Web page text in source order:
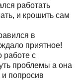
работать
и крошить сам
в
приятное!
работе с
проблемы а она
попросив